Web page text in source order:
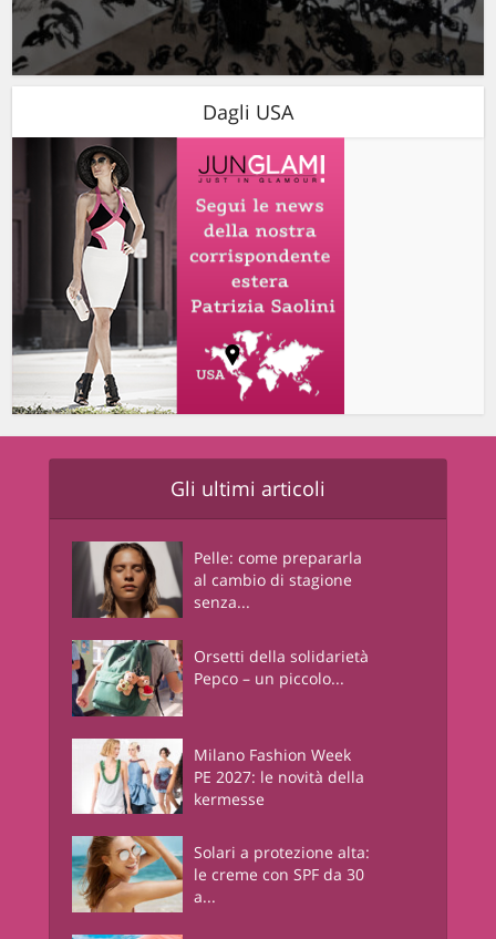
Dagli USA
Gli ultimi articoli
Pelle: come prepararla
al cambio di stagione
senza...
Orsetti della solidarietà
Pepco – un piccolo...
Milano Fashion Week
PE 2027: le novità della
kermesse
Solari a protezione alta:
le creme con SPF da 30
a...